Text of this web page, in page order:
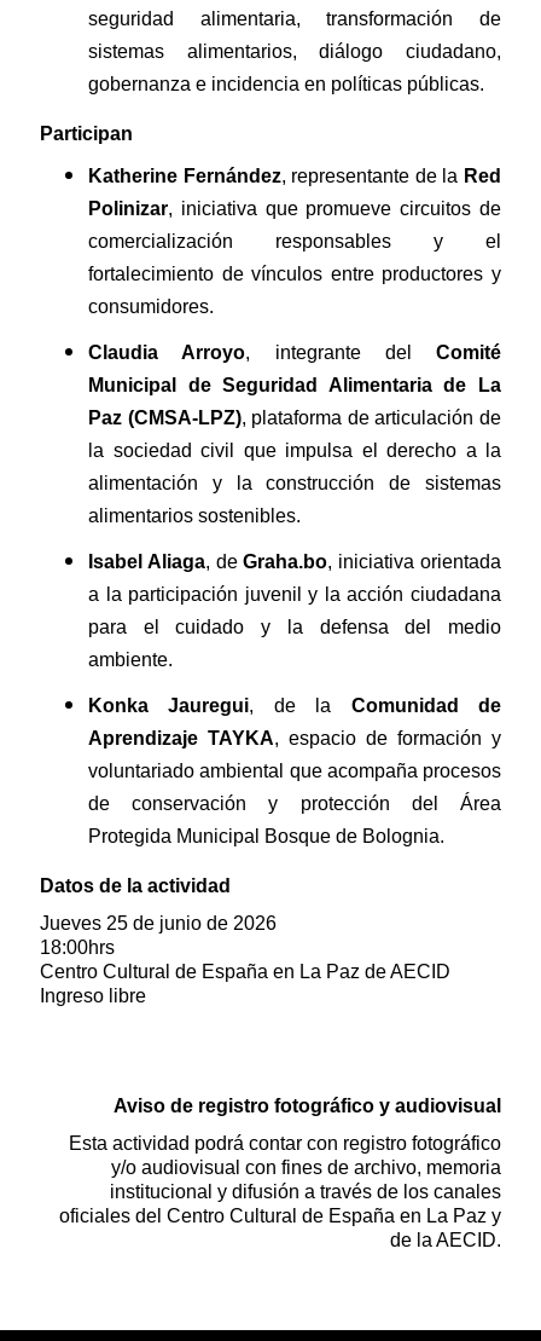
seguridad alimentaria, transformación de
sistemas alimentarios, diálogo ciudadano,
gobernanza e incidencia en políticas públicas.
Participan
Katherine Fernández, representante de la Red
Polinizar, iniciativa que promueve circuitos de
comercialización responsables y el
fortalecimiento de vínculos entre productores y
consumidores.
Claudia Arroyo, integrante del Comité
Municipal de Seguridad Alimentaria de La
Paz (CMSA-LPZ), plataforma de articulación de
la sociedad civil que impulsa el derecho a la
alimentación y la construcción de sistemas
alimentarios sostenibles.
Isabel Aliaga, deGraha.bo, iniciativa orientada
a la participación juvenil y la acción ciudadana
para el cuidado y la defensa del medio
ambiente.
Konka Jauregui, de la Comunidad de
Aprendizaje TAYKA, espacio de formación y
voluntariado ambiental que acompaña procesos
de conservación y protección del Área
Protegida Municipal Bosque de Bolognia.
Datos de la actividad
Jueves 25 de junio de 2026
18:00hrs
Centro Cultural de España en La Paz de AECID
Ingreso libre
Aviso de registro fotográfico y audiovisual
Esta actividad podrá contar con registro fotográfico
y/o audiovisual con fines de archivo, memoria
institucional y difusión a través de los canales
oficiales del Centro Cultural de España en La Paz y
de la AECID.